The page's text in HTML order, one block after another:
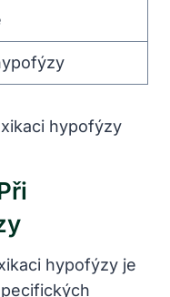
hypofýzy je